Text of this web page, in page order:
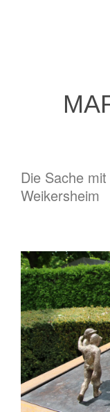
Die Sache
Weikersheim